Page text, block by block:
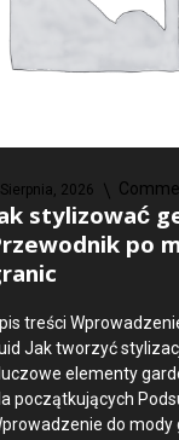
2026
stylizować
po
treści
Jak tworzyć
elementy
początkujących
do mody